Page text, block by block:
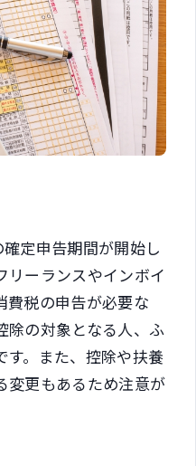
定申告期間が開始し
リーランスやインボイ
費税の申告が必要な
除の対象となる人、ふ
す。また、控除や扶養
変更もあるため注意が